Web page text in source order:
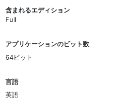
含まれるエディション
Full
アプリケーションのビット数
64ビット
言語
英語